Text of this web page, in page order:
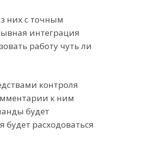
них с точным
интеграция
работу чуть ли
контроля
к ним
будет
расходоваться